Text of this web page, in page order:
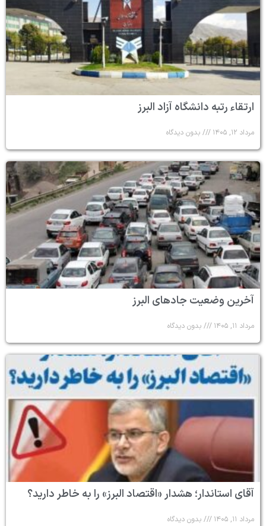
ارتقاء رتبه دانشگاه آزاد البرز
مرداد ۱۲, ۱۴۰۵ بدون دیدگاه
آخرین وضعیت جادهای البرز
مرداد ۱۱, ۱۴۰۵ بدون دیدگاه
آقای استاندار؛ هشدار «اقتصاد البرز» را به خاطر دارید؟
مرداد ۱۱, ۱۴۰۵ بدون دیدگاه